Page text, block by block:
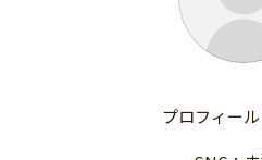
カテゴリーからさがす
医療・福祉
人権・マイ
プロフィー